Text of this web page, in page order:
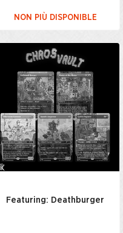
NON PIÙ DISPONIBLE
Featuring: Deathburger